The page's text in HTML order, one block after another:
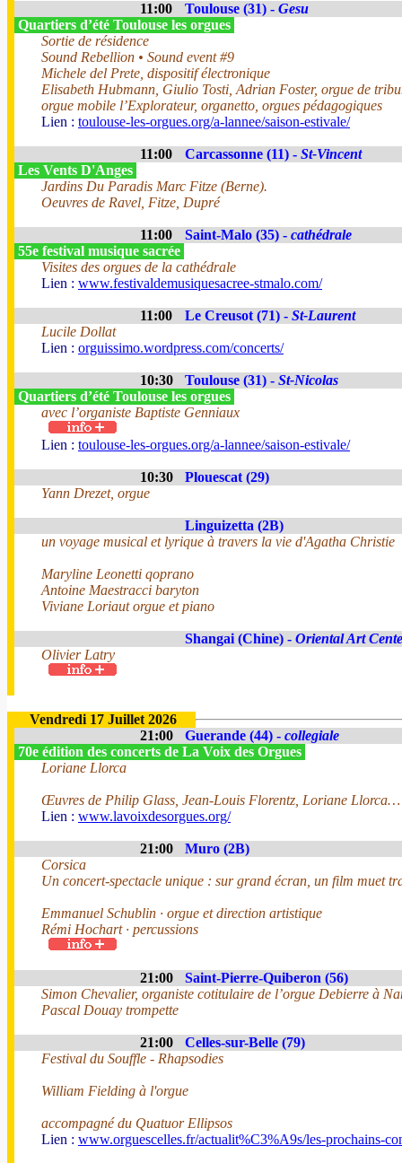
11:00 Toulouse (31) - Gesu
Quartiers d’été Toulouse les orgues
Sortie de résidence
Sound Rebellion • Sound event #9
Michele del Prete, dispositif électronique
Elisabeth Hubmann, Giulio Tosti, Adrian Foster, orgue de
orgue mobile l’Explorateur, organetto, orgues pédagogiques
Lien : toulouse-les-orgues.org/a-lannee/saison-estivale/
11:00 Carcassonne (11) - St-Vincent
Les Vents D'Anges
Jardins Du Paradis Marc Fitze (Berne).
Oeuvres de Ravel, Fitze, Dupré
11:00 Saint-Malo (35) - cathédrale
55e festival musique sacrée
Visites des orgues de la cathédrale
Lien : www.festivaldemusiquesacree-stmalo.com/
11:00 Le Creusot (71) - St-Laurent
Lucile Dollat
Lien : orguissimo.wordpress.com/concerts/
10:30 Toulouse (31) - St-Nicolas
Quartiers d’été Toulouse les orgues
avec l’organiste Baptiste Genniaux
Lien : toulouse-les-orgues.org/a-lannee/saison-estivale/
10:30
Plouescat (29)
Yann Drezet, orgue
Linguizetta (2B)
un voyage musical et lyrique à travers la vie d'Agatha Christie
Maryline Leonetti qoprano
Antoine Maestracci baryton
Viviane Loriaut orgue et piano
Shangai (Chine) - Oriental Art
Olivier Latry
Vendredi 17 Juillet 2026
21:00
Guerande (44) - collegiale
70e édition des concerts de La Voix des Orgues
Loriane Llorca
Œuvres de Philip Glass, Jean-Louis Florentz, Loriane Llorca…
Lien : www.lavoixdesorgues.org/
21:00
Muro (2B)
Corsica
Un concert-spectacle unique : sur grand écran, un film muet
Emmanuel Schublin · orgue et direction artistique
Rémi Hochart · percussions
21:00
Saint-Pierre-Quiberon (56)
Simon Chevalier, organiste cotitulaire de l’orgue Debierre à
Pascal Douay trompette
21:00
Celles-sur-Belle (79)
Festival du Souffle - Rhapsodies
William Fielding à l'orgue
accompagné du Quatuor Ellipsos
Lien : www.orguescelles.fr/actualit%C3%A9s/les-prochains-